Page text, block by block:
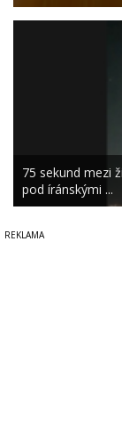
75 sekund mezi
pod íránskými ...